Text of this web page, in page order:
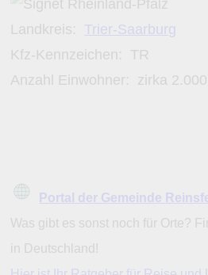
Landkreis: Trier-Saarburg
Kfz-Kennzeichen: TR
Anzahl Einwohner: zirka 2.000
Portal der Gemeinde
Was gibt es sonst noch für Orte?
in Deutschland!